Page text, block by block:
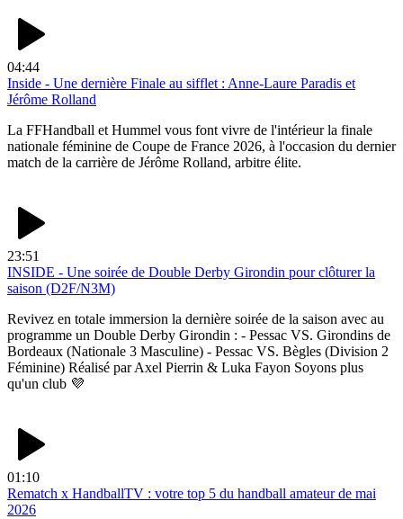
04:44
Inside - Une dernière Finale au sifflet : Anne-Laure Paradis et
Jérôme Rolland
La FFHandball et Hummel vous font vivre de l'intérieur la finale
nationale féminine de Coupe de France 2026, à l'occasion du dernier
match de la carrière de Jérôme Rolland, arbitre élite.
23:51
INSIDE - Une soirée de Double Derby Girondin pour clôturer la
saison (D2F/N3M)
Revivez en totale immersion la dernière soirée de la saison avec au
programme un Double Derby Girondin : - Pessac VS. Girondins de
Bordeaux (Nationale 3 Masculine) - Pessac VS. Bègles (Division 2
Féminine) Réalisé par Axel Pierrin & Luka Fayon Soyons plus
qu'un club 💜
01:10
Rematch x HandballTV : votre top 5 du handball amateur de mai
2026